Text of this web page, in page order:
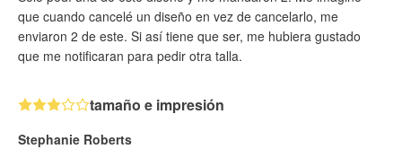
que cuando cancelé un diseño en vez de cancelarlo, me
enviaron 2 de este. Si así tiene que ser, me hubiera gustado
que me notificaran para pedir otra talla.
tamaño e impresión
Stephanie Roberts